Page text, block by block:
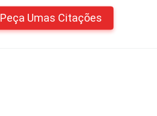
Peça Umas Citações